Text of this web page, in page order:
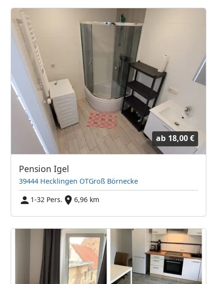
ab 18,00 €
Pension Igel
39444 Hecklingen OTGroß Börnecke
1-32 Pers.
6,96 km